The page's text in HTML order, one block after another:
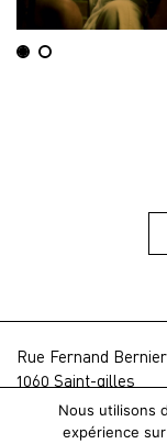
Rue Fernand
1060 Saint-gilles
Aide & FAQ
Nous utilisons
expérience